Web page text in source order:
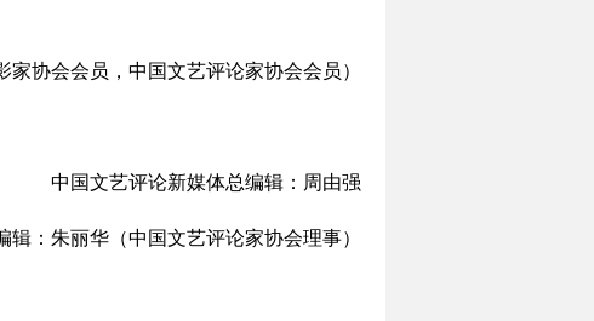
协会会员，中国文艺评论家协会会员）
中国文艺评论新媒体总编辑：周由强
：朱丽华（中国文艺评论家协会理事）